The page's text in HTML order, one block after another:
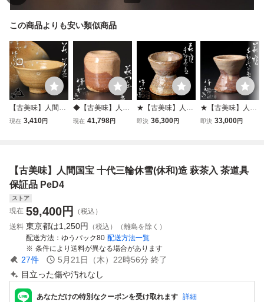
この商品よりも安い類似商品
【古美味】人間国
宝 十代三輪休雪
現在 3,410円
◆【古美味】人間
国宝 三輪休和(十
現在 41,798円
★【古美味】人間
国宝 十代三輪休和
即決 36,300円
★【古美味】人間
国宝 十代三輪休和
即決 33,000円
【古美味】人間国宝 十代三輪休雪(休和)造 萩茶入 茶道具
保証品 PeD4
ストア
現在 59,400円
（税込）
送料 東京都は1,250円
（税込）（離島を除く）
配送方法
ゆうパック80 配送方法一覧
条件により送料が異なる場合があります
27件 5月21日（木）22時56分 終了
目立った傷や汚れなし
あなただけの特別なクーポンを受け取れます 詳細